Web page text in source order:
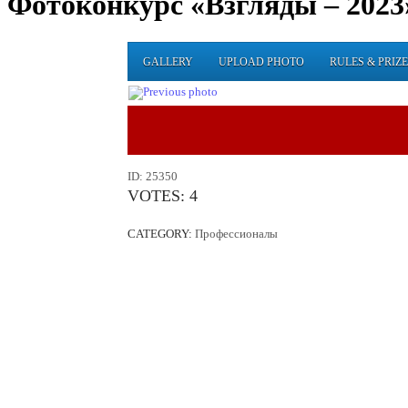
GALLERY UPLOAD PHOTO RULES &
ID: 25350
VOTES: 4
CATEGORY: Профессионалы